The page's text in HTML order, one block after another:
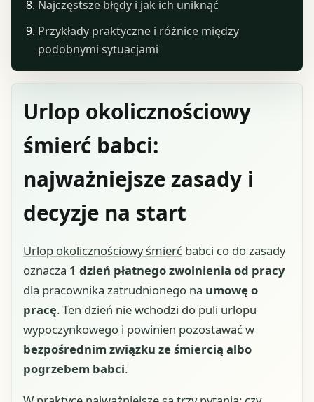
Urlop okolicznościowy
śmierć babci:
najważniejsze zasady i
decyzje na start
Urlop okolicznościowy śmierć babci co do zasady
oznacza 1 dzień płatnego zwolnienia od pracy
dla pracownika zatrudnionego na umowę o
pracę. Ten dzień nie wchodzi do puli urlopu
wypoczynkowego i powinien pozostawać w
bezpośrednim związku ze śmiercią albo
pogrzebem babci.
Najczęstsze błędy i jak ich uniknąć
Przykłady praktyczne i różnice między
podobnymi sytuacjami